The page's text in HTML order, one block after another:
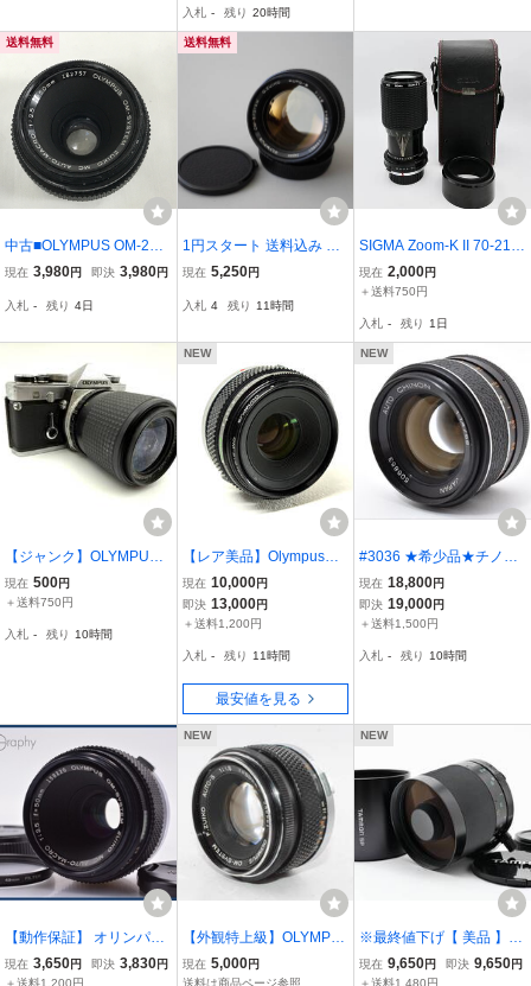
入札 - 残り 20時間
送料無料
中古■OLYMPUS OM-2用
レンズ ZUIKO MC AUTO-
ズ内ゴミ有★送料無料
現在 3,980円 即決 3,980円
入札 - 残り 4日
送料無料
1円スタート 送料込み オ
リンパス OLYMPUS G.ZU
一眼カメラ用レンズ マニ
ドレンズ
現在 5,250円
入札 4 残り 11時間
SIGMA Zoom-K II 70-210
mm F4.5 OMマウント フ
ード ケース付
現在 2,000円
＋送料750円
入札 - 残り 1日
【ジャンク】OLYMPUS
OM-1 / Topman MC AUT
O ZOOM/C-MACRO 35-7
ス
現在 500円
＋送料750円
入札 - 残り 10時間
NEW
【レア美品】Olympusオ
リンパス ZUIKO AUTO-1:
1 MACRO 80mm 1:4
現在 10,000円
即決 13,000円
＋送料1,200円
入札 - 残り 11時間
最安値を見る
NEW
#3036 ★希少品★チノン
AUTO CHINON F1.4 55m
m Ｍ42 単焦点レンズ ★
現在 18,800円
即決 19,000円
＋送料1,500円
入札 - 残り 10時間
【動作保証】 オリンパス
OLYMPUS OM-SYSTEM
ZUIKO MC AUTO-MACR
現在 3,650円 即決 3,830円
NEW
【外観特上級】OLYMPU
S オリンパス 50mm f1.8
F ZUIKO AUTO-S OM-SY
現在 5,000円
NEW
※最終値下げ【 美品 】TA
MRON SP 500mm F8 TE
LE MACRO オリンパスO
現在 9,650円 即決 9,650円